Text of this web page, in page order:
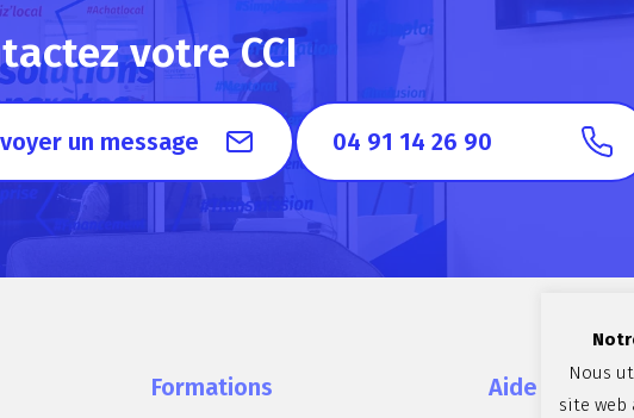
votre CCI
un message 04 91 14 26 90
Formations Aide et
Nous
site web